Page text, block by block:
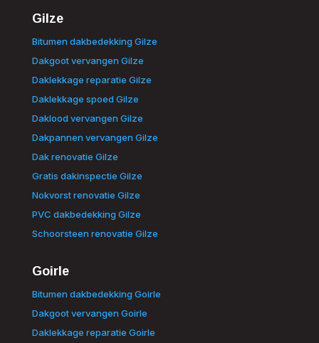
Gilze
Bitumen dakbedekking Gilze
Dakgoot vervangen Gilze
Daklekkage reparatie Gilze
Daklekkage spoed Gilze
Daklood vervangen Gilze
Dakpannen vervangen Gilze
Dak renovatie Gilze
Gratis dakinspectie Gilze
Nokvorst renovatie Gilze
PVC dakbedekking Gilze
Schoorsteen renovatie Gilze
Goirle
Bitumen dakbedekking Goirle
Dakgoot vervangen Goirle
Daklekkage reparatie Goirle